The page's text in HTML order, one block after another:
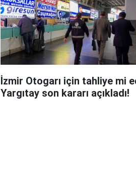
İzmir Otogarı için tahliye mi
Yargıtay son kararı açıkladı!